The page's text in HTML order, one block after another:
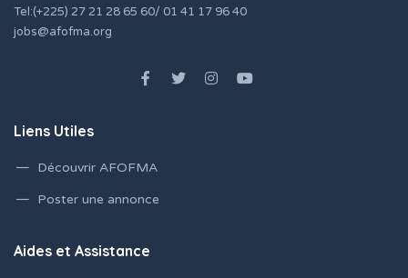
Tel:(+225) 27 21 28 65 60/ 01 41 17 96 40
jobs@afofma.org
Liens Utiles
Découvrir AFOFMA
Poster une annonce
Aides et Assistance